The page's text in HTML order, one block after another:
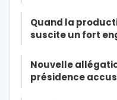
Quand la
suscite un fort
Nouvelle
présidence